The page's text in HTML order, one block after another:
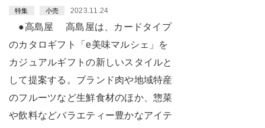
特集 小売 2023.11.24
●高島屋 高島屋は、カードタイプ
のカタロギフト「e美味マルシェ」を
カジュアルギフトの新しいスタイルと
して提案する。ブランド肉や地域特産
のフルーツなど生鮮食材のほか、惣菜
や飲料などバラエティー豊かなアイテ